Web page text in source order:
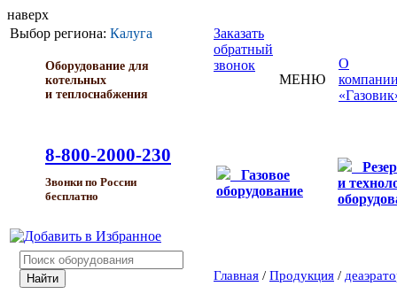
наверх
Выбор региона: Калуга
Оборудование для
котельных
и теплоснабжения
8-800-2000-230
Звонки по России
бесплатно
Заказать
обратный
звонок
МЕНЮ
О
Газовое
оборудование
и
Главная / Продукция /